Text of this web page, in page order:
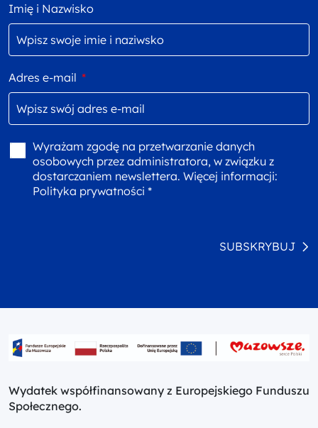
Imię i Nazwisko
Adres e-mail *
Wyrażam zgodę na przetwarzanie danych
osobowych przez administratora, w związku z
dostarczaniem newslettera. Więcej informacji:
Polityka prywatności *
SUBSKRYBUJ
Wydatek współfinansowany z Europejskiego Funduszu
Społecznego.